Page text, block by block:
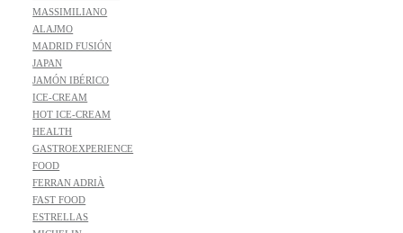
MASSIMILIANO
ALAJMO
MADRID FUSIÓN
JAPAN
JAMÓN IBÉRICO
ICE-CREAM
HOT ICE-CREAM
HEALTH
GASTROEXPERIENCE
FOOD
FERRAN ADRIÀ
FAST FOOD
ESTRELLAS